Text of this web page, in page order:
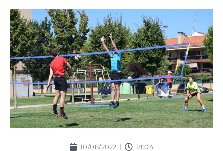
10/08/2022 18:04